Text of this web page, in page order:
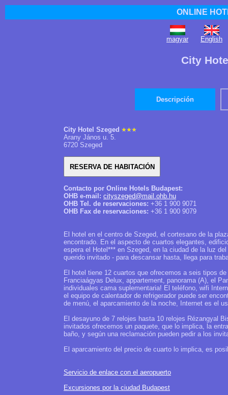
ONLINE
magyar English
City
Descripción
City Hotel Szeged
Arany János u. 5.
6720 Szeged
Contacto por Online Hotels Budapest:
OHB e-mail: cityszeged@mail.ohb.hu
OHB Tel. de reservaciones: +36 1 900 9071
OHB Fax de reservaciones: +36 1 900 9079
El hotel en el centro de Szeged, el cortesano de la
encontrado. En el aspecto de cuartos elegantes,
espera el Hotel*** en Szeged, en la ciudad de la luz
querido invitado - para descansar hasta, llega para
El hotel tiene 12 cuartos que ofrecemos a seis tipos
Franciaágyas Delux, appartement, panorama (A), el
individuales cama suplementaria! El teléfono, wifi
el equipo de calentador de refrigerador puede ser
de menú, el aparcamiento de la noche, Internet es el
El desayuno de 7 relojes hasta 10 relojes Rézangyal
invitados ofrecemos un paquete, que lo implica, la
baño, y según una reclamación pueden pedir a los
El aparcamiento del precio de cuarto lo implica, es
Servicio de enlace con el aeropuerto
Excursiones por la ciudad Budapest